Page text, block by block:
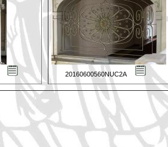
20160600560NUC2A